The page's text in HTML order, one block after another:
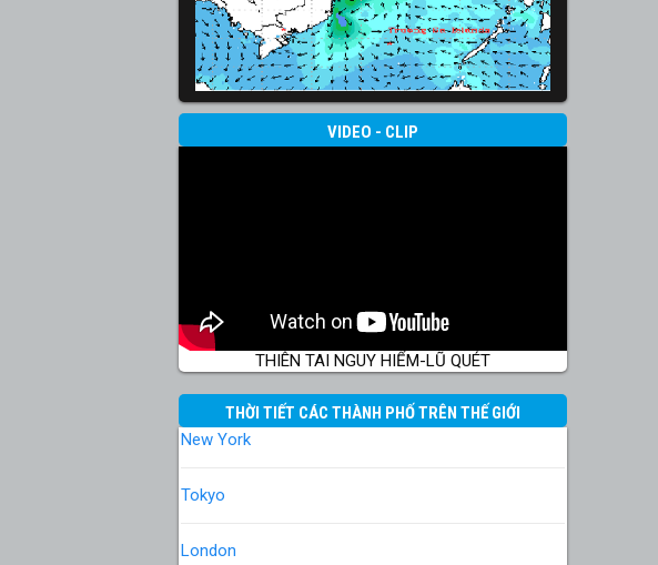
VIDEO - CLIP
THIÊN TAI NGUY HIỂM-LŨ QUÉT
THỜI TIẾT CÁC THÀNH PHỐ TRÊN THẾ GIỚI
New York
Tokyo
London